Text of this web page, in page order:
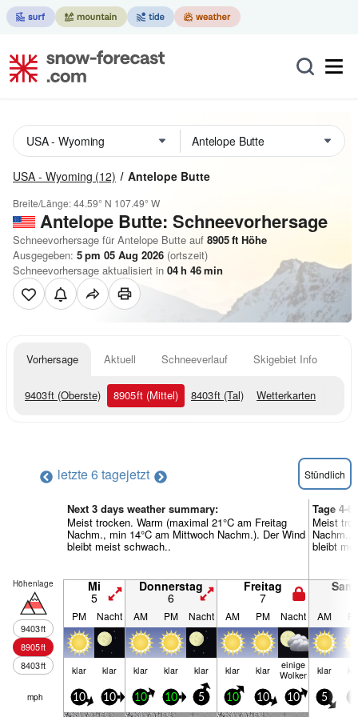
USA - Wyoming (12) Antelope Butte
Breite/Länge:44.59° N 107.49° W
Antelope Butte: Schneevorhersage
Schneevorhersage für Antelope Butte auf 8905ft Höhe
Ausgegeben: 5 pm 05 Aug 2026 (ortszeit)
Schneevorhersage aktualisiert in 04h 46min
Vorhersage Aktuell Schneeverlauf Skigebiet Info
9403ft (Oberste) 8905ft (Mittel) 8403ft (Tal) Wetterkarten
letzte 6 tagejetzt Stündlich
Next 3 days weather summary:
Meist trocken. Warm (maximal 21°C am Freitag
Nachm., min 14°C am Mittwoch Nachm.). Der Wind
bleibt meist schwach..
Tage 4-
Meist
Nachm.,
bleibt
Höhenlage
9403ft
8905ft
8403ft
Mi
5
Donnerstag
6
Freitag
7
PM Nacht AM PM Nacht AM PM Nacht AM
klar klar klar klar klar klar klar einige
Wolken klar
mph 10 10 10 10 5 10 10 10 5